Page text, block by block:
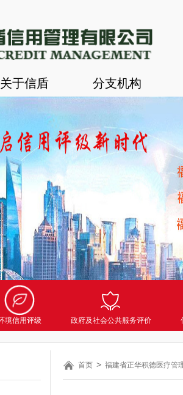
关于信盾 分支机构
境信用评级 政府及社会公共服务评价
首页 福建省正华积德医疗管